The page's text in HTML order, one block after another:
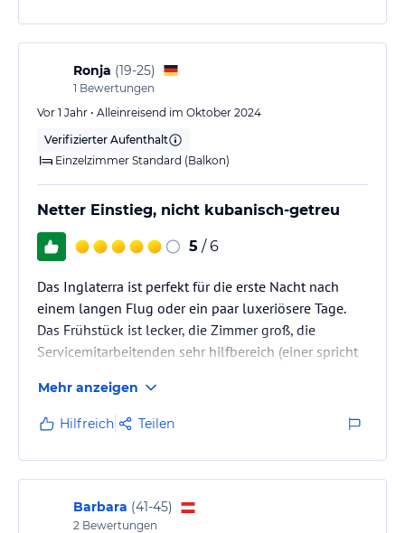
Ronja (19-25)
1 Bewertungen
Vor 1 Jahr • Alleinreisend im Oktober 2024
Verifizierter Aufenthalt
Einzelzimmer Standard (Balkon)
Netter Einstieg, nicht kubanisch-getreu
5 / 6
Das Inglaterra ist perfekt für die erste Nacht nach
einem langen Flug oder ein paar luxeriösere Tage.
Das Frühstück ist lecker, die Zimmer groß, die
Servicemitarbeitenden sehr hilfbereich (einer spricht
Hauptplatz. Definitiv am Puls der Stadt, obgleich man
nicht vergessen darf, dass der Preis für eine Nacht das
Monatsgehalt eines Kubaners, einer Kubanerin um
ein vielfaches übersteigt.
Mehr anzeigen
Hilfreich Teilen
Barbara (41-45)
2 Bewertungen